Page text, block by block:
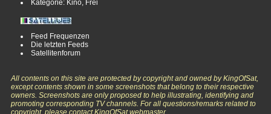
Kategorie: Kino, Frei
Feed Frequenzen
Die letzten Feeds
Satellitenforum
All contents on this site are protected by copyright and owned by KingOfSat,
except contents shown in some screenshots that belong to their respective
owners. Screenshots are only proposed to help illustrating, identifying and
promoting corresponding TV channels. For all questions/remarks related to
copyright, please contact KingOfSat webmaster.